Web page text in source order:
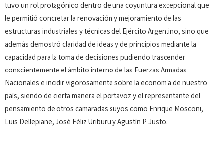
tuvo un rol protagónico dentro de una coyuntura excepcional que
le permitió concretar la renovación y mejoramiento de las
estructuras industriales y técnicas del Ejército Argentino, sino que
además demostró claridad de ideas y de principios mediante la
capacidad para la toma de decisiones pudiendo trascender
conscientemente el ámbito interno de las Fuerzas Armadas
Nacionales e incidir vigorosamente sobre la economía de nuestro
país, siendo de cierta manera el portavoz y el representante del
pensamiento de otros camaradas suyos como Enrique Mosconi,
Luis Dellepiane, José Féliz Uriburu y Agustín P Justo.